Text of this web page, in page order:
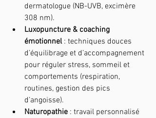
dermatologue (NB-UVB, excimère
308 nm).
Luxopuncture & coaching
émotionnel : techniques douces
d’équilibrage et d’accompagnement
pour réguler stress, sommeil et
comportements (respiration,
routines, gestion des pics
d’angoisse).
Naturopathie : travail personnalisé